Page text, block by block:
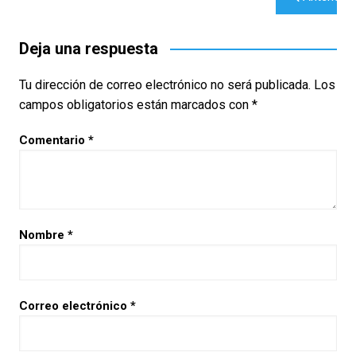
entradas
Deja una respuesta
Tu dirección de correo electrónico no será publicada. Los
campos obligatorios están marcados con *
Comentario *
Nombre *
Correo electrónico *